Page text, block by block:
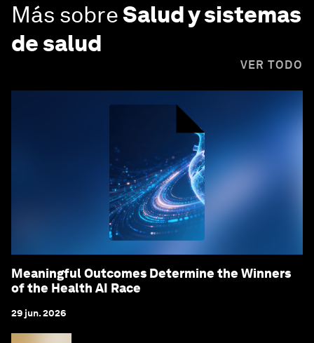
Más sobreSalud y sistemas
de salud
VER TODO
Meaningful Outcomes Determine the Winners
of the Health AI Race
29 jun. 2026